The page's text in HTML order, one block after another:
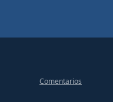
Comentarios